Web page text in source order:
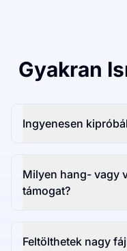
Gyakran
Ingyenesen
Milyen hang- vagy
támogat?
Feltölthetek nagy